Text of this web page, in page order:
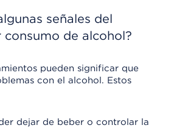
señales del
de alcohol?
pueden significar que
con el alcohol. Estos
dejar de beber o controlar la